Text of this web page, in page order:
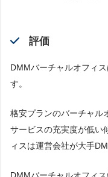
評価
DMMバーチャルオフィ
す。
格安プランのバーチャル
サービスの充実度が低い
ィスは運営会社が大手
DMMバーチャルオフィ